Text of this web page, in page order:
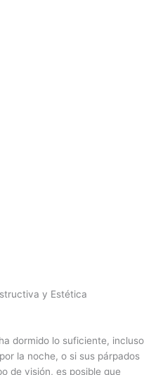
y Estética
dormido lo suficiente, incluso
la noche, o si sus párpados
de visión, es posible que